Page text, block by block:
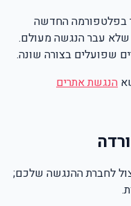
בפלטפורמה החדשה
עבר הנגשה מעולם.
שפועלים בצורה שונה.
הנגשת אתרים
לחברת ההנגשה שלכם;